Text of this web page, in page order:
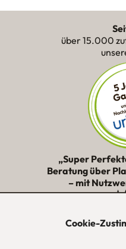
Cookie-
über 15.000
„Super
Beratung über
– mit